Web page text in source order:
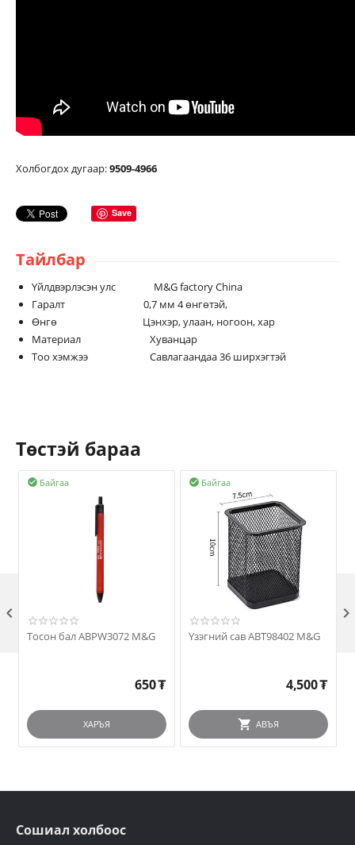
Холбогдох дугаар:9509-4966
Save
Тайлбар
Үйлдвэрлэсэн улс M&G factory China
Гаралт 0,7 мм 4 өнгөтэй,
Өнгө Цэнхэр, улаан, ногоон, хар
Материал Хуванцар
Тоо хэмжээ Савлагаандаа 36 ширхэгтэй
Төстэй бараа
Байгаа

Тосон бал ABPW3072 М&G
650₮
ХАРЪЯ
Байгаа

Үзэгний сав ABT98402 M&G
4,500₮
АВЪЯ
 
Сошиал холбоос